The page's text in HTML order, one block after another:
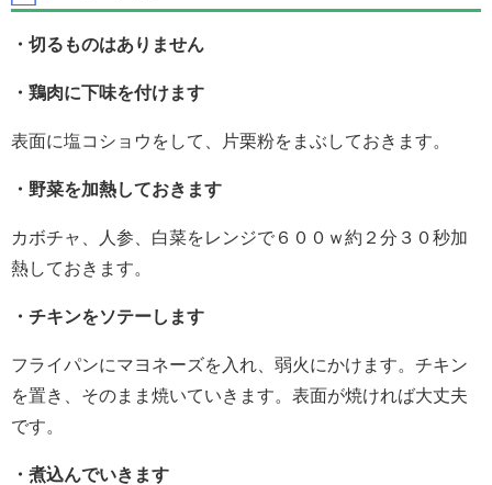
・切るものはありません
・鶏肉に下味を付けます
表面に塩コショウをして、片栗粉をまぶしておきます。
・野菜を加熱しておきます
カボチャ、人参、白菜をレンジで６００ｗ約２分３０秒加
熱しておきます。
・チキンをソテーします
フライパンにマヨネーズを入れ、弱火にかけます。チキン
を置き、そのまま焼いていきます。表面が焼ければ大丈夫
です。
・煮込んでいきます